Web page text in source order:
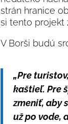
strán hranice
si tento projekt
V Borši budú
„Pre
kaštieľ. Pre
zmeniť, aby
už po vode,